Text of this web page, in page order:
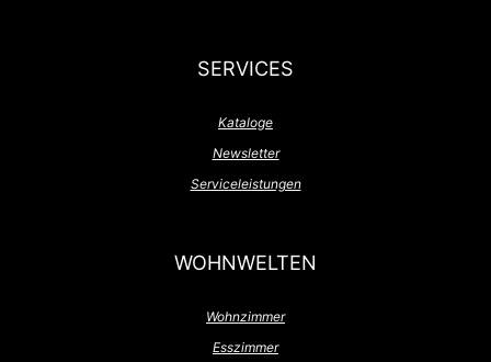
SERVICES
Kataloge
Newsletter
Serviceleistungen
WOHNWELTEN
Wohnzimmer
Esszimmer